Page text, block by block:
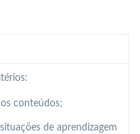
conteúdos;
de aprendizagem